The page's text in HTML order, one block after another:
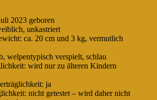
2023 geboren
unkastriert
ca. 20 cm und 3 kg, vermutlich
welpentypisch verspielt, schlau
wird nur zu älteren Kindern
ja
nicht getestet – wird daher nicht